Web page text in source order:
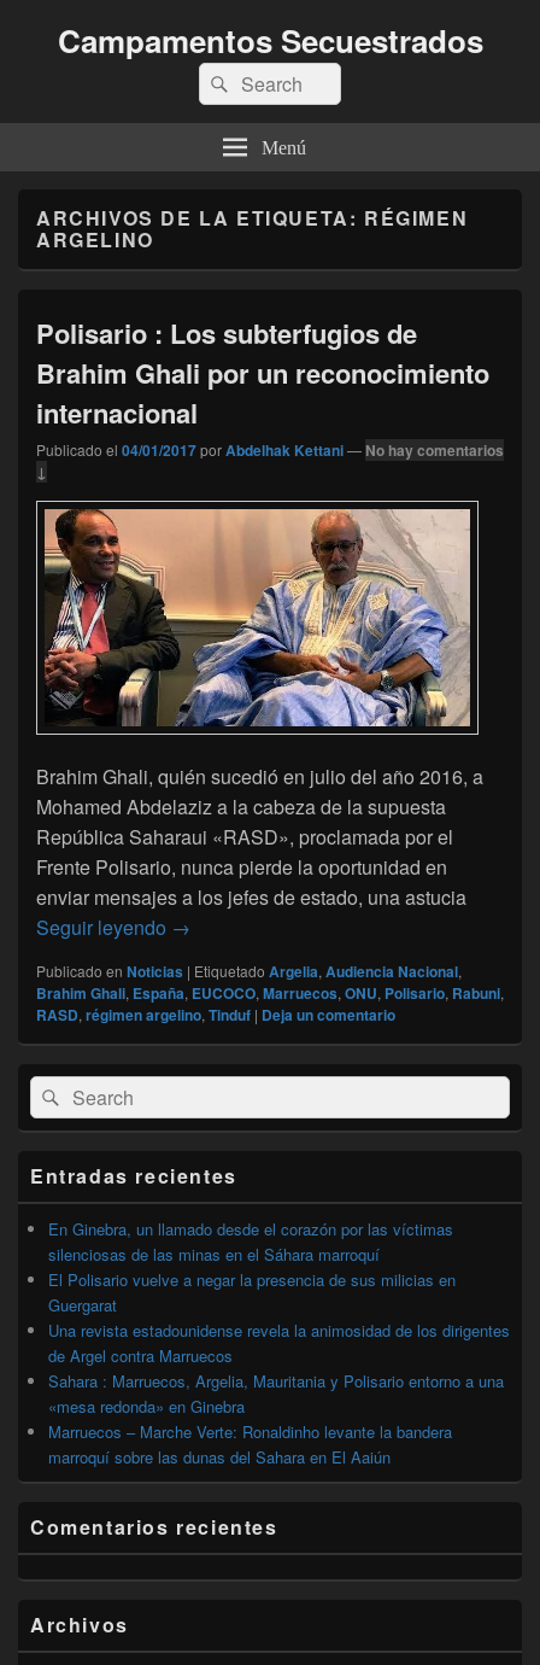
Campamentos Secuestrados
Buscar
por:
Buscar
Menú
ARCHIVOS DE LA ETIQUETA: RÉGIMEN
ARGELINO
Polisario : Los subterfugios de
Brahim Ghali por un reconocimiento
internacional
Publicado el 04/01/2017porAbdelhak Kettani— No hay comentarios
↓
Brahim Ghali, quién sucedió en julio del año 2016, a
Mohamed Abdelaziz a la cabeza de la supuesta
República Saharaui «RASD», proclamada por el
Frente Polisario, nunca pierde la oportunidad en
enviar mensajes a los jefes de estado, una astucia
Seguir leyendo Polisario : Los subterfugios de Brahim
→
Publicado en Noticias | Etiquetado Argelia, Audiencia Nacional,
Brahim Ghali, España, EUCOCO, Marruecos, ONU, Polisario, Rabuni,
RASD, régimen argelino, Tinduf | Deja un comentario
El
área
de
lateral
primaria
Buscar
por:
Buscar
Entradas recientes
En Ginebra, un llamado desde el corazón por las víctimas
silenciosas de las minas en el Sáhara marroquí
El Polisario vuelve a negar la presencia de sus milicias en
Guergarat
Una revista estadounidense revela la animosidad de los dirigentes
de Argel contra Marruecos
Sahara : Marruecos, Argelia, Mauritania y Polisario entorno a una
«mesa redonda» en Ginebra
Marruecos – Marche Verte: Ronaldinho levante la bandera
marroquí sobre las dunas del Sahara en El Aaiún
Comentarios recientes
Archivos